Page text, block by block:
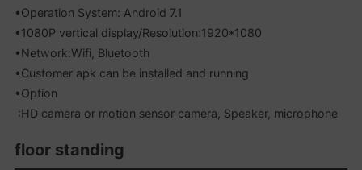
•Operation System: Android 7.1
•1080P vertical display/Resolution:1920*1080
•Network:Wifi, Bluetooth
•Customer apk can be installed and running
•Option
:HD camera or motion sensor camera, Speaker, microphone
floor standing